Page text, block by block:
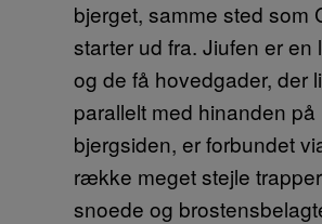
bjerget, samme sted som
starter ud fra. Jiufen er en
og de få hovedgader, der
parallelt med hinanden på
bjergsiden, er forbundet
række meget stejle
snoede og